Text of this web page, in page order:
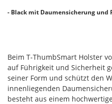
- Black mit Daumensicherung und
Beim T-ThumbSmart Holster
auf Führigkeit und Sicherheit
seiner Form und schützt den
innenliegenden
besteht aus einem